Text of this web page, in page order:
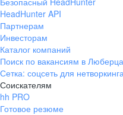
HeadHunter API
Партнерам
Инвесторам
Каталог компаний
Поиск по вакансиям в
Сетка: соцсеть для
Соискателям
hh PRO
Готовое резюме